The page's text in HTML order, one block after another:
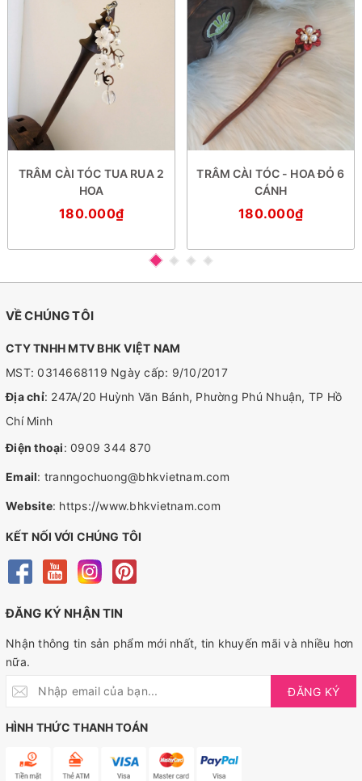
TRÂM CÀI TÓC TUA RUA 2
HOA
180.000₫
TRÂM CÀI TÓC - HOA ĐỎ 6
CÁNH
180.000₫
VỀ CHÚNG TÔI
CTY TNHH MTV BHK VIỆT NAM
MST: 0314668119 Ngày cấp: 9/10/2017
Địa chỉ: 247A/20 Huỳnh Văn Bánh, Phường Phú Nhuận, TP Hồ
Chí Minh
Điện thoại: 0909 344 870
Email: tranngochuong@bhkvietnam.com
Website: https://www.bhkvietnam.com
KẾT NỐI VỚI CHÚNG TÔI
ĐĂNG KÝ NHẬN TIN
Nhận thông tin sản phẩm mới nhất, tin khuyến mãi và nhiều hơn
nữa.
ĐĂNG KÝ
HÌNH THỨC THANH TOÁN